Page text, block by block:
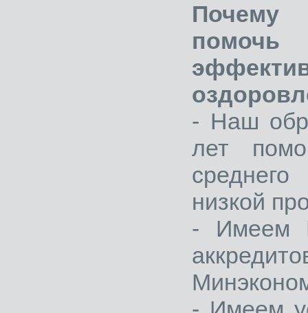
Почему
- Наш
лет
низкой
- Имеем